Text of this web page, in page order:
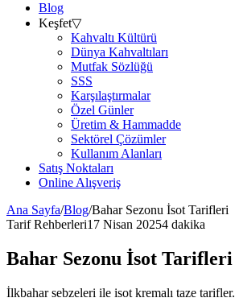
Blog
Keşfet▽
Kahvaltı Kültürü
Dünya Kahvaltıları
Mutfak Sözlüğü
SSS
Karşılaştırmalar
Özel Günler
Üretim & Hammadde
Sektörel Çözümler
Kullanım Alanları
Satış Noktaları
Online Alışveriş
Ana Sayfa/Blog/Bahar Sezonu İsot Tarifleri
Tarif Rehberleri17 Nisan 20254 dakika
Bahar Sezonu İsot Tarifleri
İlkbahar sebzeleri ile isot kremalı taze tarifler.